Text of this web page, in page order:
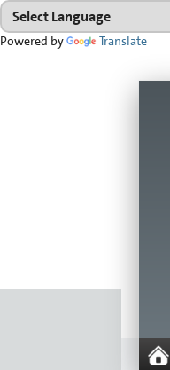
Powered by Translate